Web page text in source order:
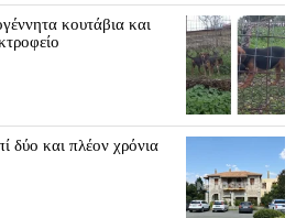
κουτάβια και
δύο και πλέον χρόνια